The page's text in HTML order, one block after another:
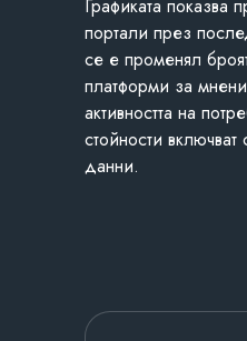
Графиката показва
портали през
се е променял
платформи за
активността на
стойности
данни.